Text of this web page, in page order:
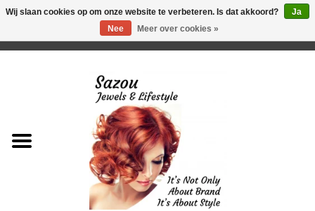
Just for Him
Wij slaan cookies op om onze website te verbeteren. Is dat akkoord?
Ja
Nee
Meer over cookies »